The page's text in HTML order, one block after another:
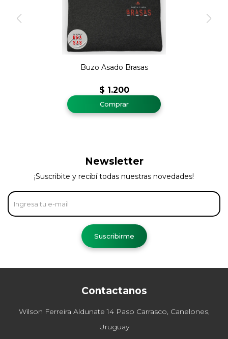
Buzo Asado Brasas
$ 1.200
Contactanos
Wilson Ferreira Aldunate 14 Paso Carrasco, Canelones,
Uruguay
Newsletter
¡Suscribite y recibí todas nuestras novedades!
Suscribirme